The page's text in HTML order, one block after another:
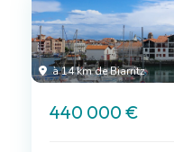
à 14 km de Biarritz
440 000 €